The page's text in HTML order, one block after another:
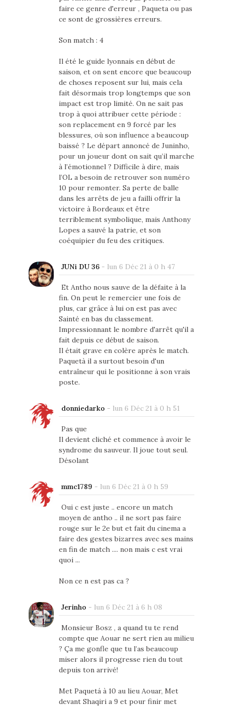
faire ce genre d'erreur , Paqueta ou pas
ce sont de grossières erreurs.
Son match : 4
Il été le guide lyonnais en début de
saison, et on sent encore que beaucoup
de choses reposent sur lui, mais cela
fait désormais trop longtemps que son
impact est trop limité. On ne sait pas
trop à quoi attribuer cette période :
son replacement en 9 forcé par les
blessures, où son influence a beaucoup
baissé ? Le départ annoncé de Juninho,
pour un joueur dont on sait qu’il marche
à l’émotionnel ? Difficile à dire, mais
l’OL a besoin de retrouver son numéro
10 pour remonter. Sa perte de balle
dans les arrêts de jeu a failli offrir la
victoire à Bordeaux et être
terriblement symbolique, mais Anthony
Lopes a sauvé la patrie, et son
coéquipier du feu des critiques.
JUNi DU 36- lun 6 Déc 21 à 0 h 47
Et Antho nous sauve de la défaite à la
fin. On peut le remercier une fois de
plus, car grâce à lui on est pas avec
Sainté en bas du classement.
Impressionnant le nombre d'arrêt qu'il a
fait depuis ce début de saison.
Il était grave en colère après le match.
Paquetà il a surtout besoin d'un
entraîneur qui le positionne à son vrais
poste.
donniedarko - lun 6 Déc 21 à 0 h 51
Pas que
Il devient cliché et commence à avoir le
syndrome du sauveur. Il joue tout seul.
Désolant
mmc1789 - lun 6 Déc 21 à 0 h 59
Oui c est juste .. encore un match
moyen de antho .. il ne sort pas faire
rouge sur le 2e but et fait du cinema a
faire des gestes bizarres avec ses mains
en fin de match .... non mais c est vrai
quoi ...
Non ce n est pas ca ?
Jerinho - lun 6 Déc 21 à 6 h 08
Monsieur Bosz , a quand tu te rend
compte que Aouar ne sert rien au milieu
? Ça me gonfle que tu l’as beaucoup
miser alors il progresse rien du tout
depuis ton arrivé!
Met Paquetá à 10 au lieu Aouar, Met
devant Shaqiri a 9 et pour finir met